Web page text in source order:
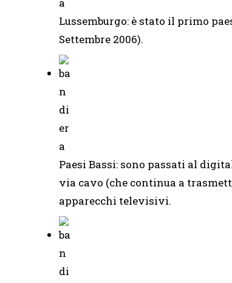
Lussemburgo: è stato il primo
Settembre 2006).
Paesi Bassi: sono passati al
via cavo (che continua a
apparecchi televisivi.